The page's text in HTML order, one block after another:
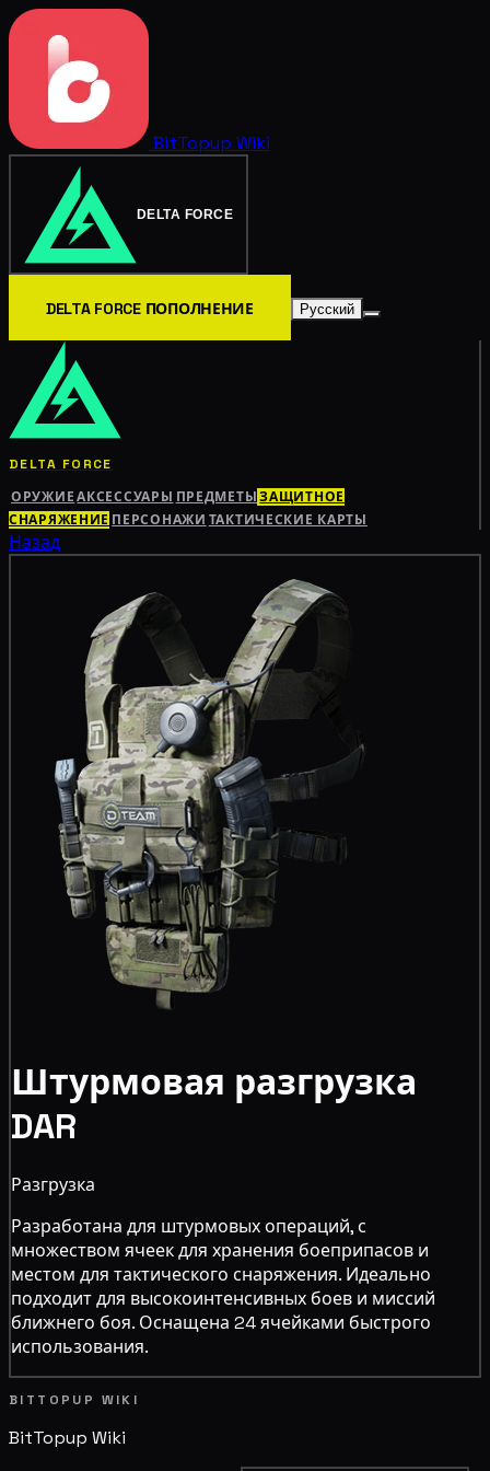
BitTopup Wiki
DELTA FORCE
DELTA FORCE ПОПОЛНЕНИЕ Русский
DELTA FORCE
ОРУЖИЕ АКСЕССУАРЫ ПРЕДМЕТЫ ЗАЩИТНОЕ
СНАРЯЖЕНИЕ ПЕРСОНАЖИ ТАКТИЧЕСКИЕ КАРТЫ
Назад
Штурмовая разгрузка
DAR
Разгрузка
Разработана для штурмовых операций, с
множеством ячеек для хранения боеприпасов и
местом для тактического снаряжения. Идеально
подходит для высокоинтенсивных боев и миссий
ближнего боя. Оснащена 24 ячейками быстрого
использования.
BITTOPUP WIKI
BitTopup Wiki